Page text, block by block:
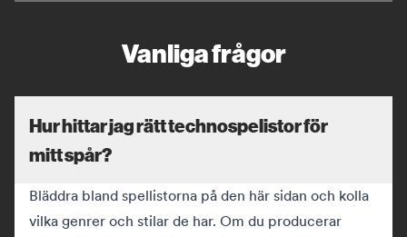
Vanliga frågor
Hur hittar jag rätt technospelistor för
mitt spår?
Bläddra bland spellistorna på den här sidan och kolla
vilka genrer och stilar de har. Om du producerar